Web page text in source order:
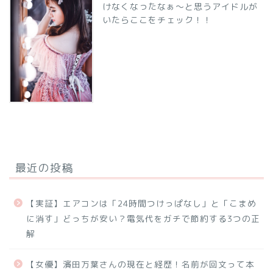
けなくなったなぁ～と思うアイドルが
いたらここをチェック！！
最近の投稿
【実証】エアコンは「24時間つけっぱなし」と「こまめ
に消す」どっちが安い？電気代をガチで節約する3つの正
解
【女優】濱田万葉さんの現在と経歴！名前が回文って本